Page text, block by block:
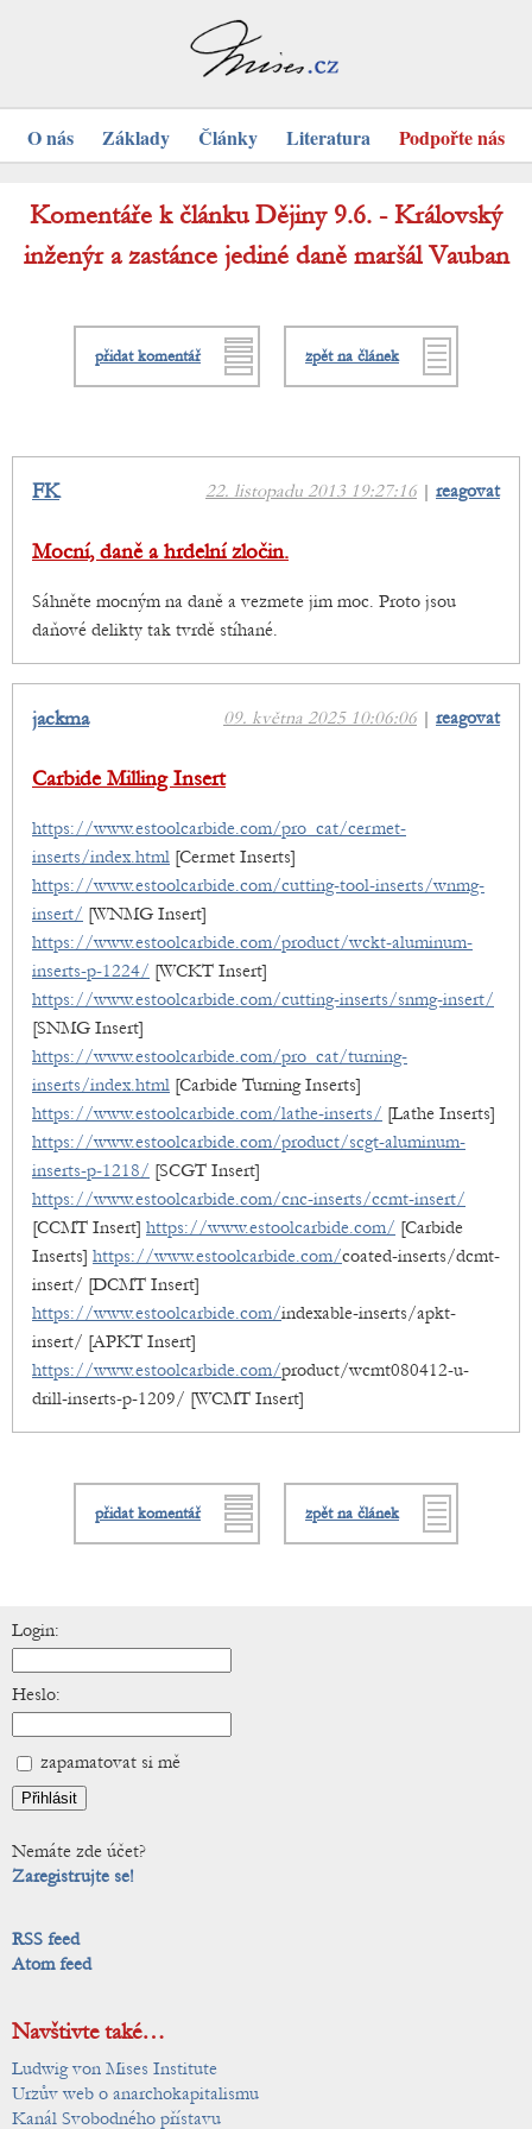
O nás Základy Články Literatura Podpořte nás
Komentáře k článku Dějiny 9.6. - Královský
inženýr a zastánce jediné daně maršál Vauban
přidat komentář zpět na článek
22. listopadu 2013 19:27:16 | reagovat
FK
Mocní, daně a hrdelní zločin.
Sáhněte mocným na daně a vezmete jim moc. Proto jsou
daňové delikty tak tvrdě stíhané.
09. května 2025 10:06:06 | reagovat
jackma
Carbide Milling Insert
https://www.estoolcarbide.com/pro_cat/cermet-
inserts/index.html [Cermet Inserts]
https://www.estoolcarbide.com/cutting-tool-inserts/wnmg-
insert/ [WNMG Insert]
https://www.estoolcarbide.com/product/wckt-aluminum-
inserts-p-1224/ [WCKT Insert]
https://www.estoolcarbide.com/cutting-inserts/snmg-insert/
[SNMG Insert]
https://www.estoolcarbide.com/pro_cat/turning-
inserts/index.html [Carbide Turning Inserts]
https://www.estoolcarbide.com/lathe-inserts/ [Lathe Inserts]
https://www.estoolcarbide.com/product/scgt-aluminum-
inserts-p-1218/ [SCGT Insert]
https://www.estoolcarbide.com/cnc-inserts/ccmt-insert/
[CCMT Insert] https://www.estoolcarbide.com/ [Carbide
Inserts] https://www.estoolcarbide.com/coated-inserts/dcmt-
insert/ [DCMT Insert]
https://www.estoolcarbide.com/indexable-inserts/apkt-
insert/ [APKT Insert]
https://www.estoolcarbide.com/product/wcmt080412-u-
drill-inserts-p-1209/ [WCMT Insert]
přidat komentář zpět na článek
Login:
Heslo:
zapamatovat si mě
Nemáte zde účet?
Zaregistrujte se!
RSS feed
Atom feed
Navštivte také…
Ludwig von Mises Institute
Urzův web o anarchokapitalismu
Kanál Svobodného přístavu